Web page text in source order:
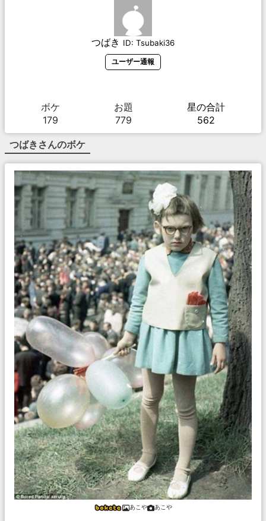
つばき ID: Tsubaki36
ユーザー通報
ボケ
179
お題
779
星の合計
562
つばき さんのボケ
あこや あこや